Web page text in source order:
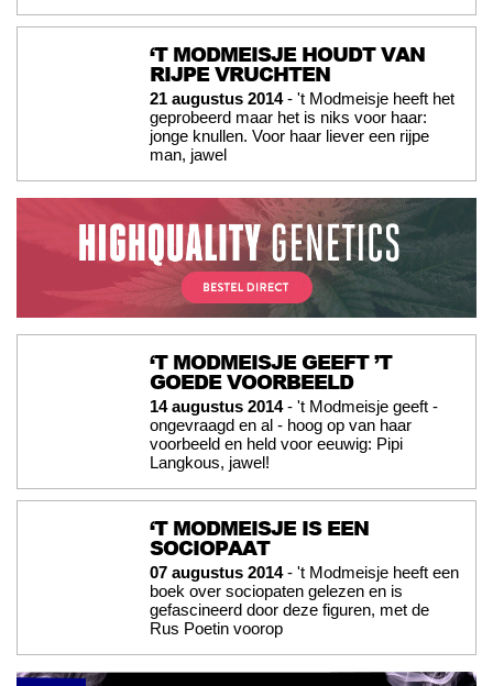
‘T MODMEISJE HOUDT VAN
RIJPE VRUCHTEN
21 augustus 2014- 't Modmeisje heeft het
geprobeerd maar het is niks voor haar:
jonge knullen. Voor haar liever een rijpe
man, jawel
‘T MODMEISJE GEEFT ’T
GOEDE VOORBEELD
14 augustus 2014- 't Modmeisje geeft -
ongevraagd en al - hoog op van haar
voorbeeld en held voor eeuwig: Pipi
Langkous, jawel!
‘T MODMEISJE IS EEN
SOCIOPAAT
07 augustus 2014- 't Modmeisje heeft een
boek over sociopaten gelezen en is
gefascineerd door deze figuren, met de
Rus Poetin voorop